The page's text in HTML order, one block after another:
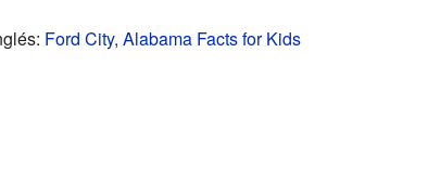
Ford City, Alabama Facts for Kids